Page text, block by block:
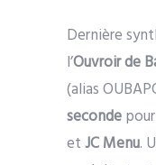
Dernière
l’Ouvroir de
(alias
seconde
etJC Menu.